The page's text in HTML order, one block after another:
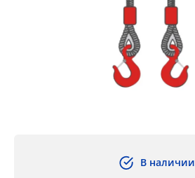
В наличии